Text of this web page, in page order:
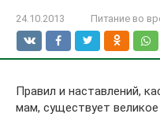
24.10.2013 Питание во
Правил и наставлений,
мам, существует